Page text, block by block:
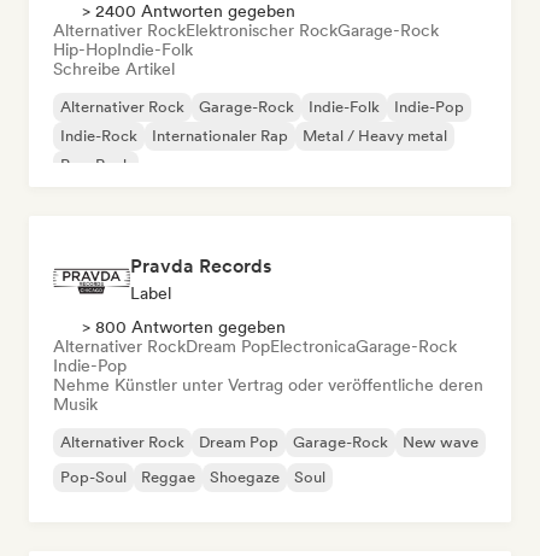
> 2400 Antworten gegeben
Alternativer RockElektronischer RockGarage-Rock
Hip-HopIndie-Folk
Schreibe Artikel
Alternativer Rock Garage-Rock Indie-Folk
Indie-Pop
Indie-Rock
Internationaler Rap
Metal / Heavy metal
Pop-Rock
Pravda Records
Label
> 800 Antworten gegeben
Alternativer RockDream PopElectronicaGarage-Rock
Indie-Pop
Nehme Künstler unter Vertrag oder veröffentliche deren
Musik
Alternativer Rock Dream Pop Garage-Rock
New wave
Pop-Soul
Reggae Shoegaze Soul